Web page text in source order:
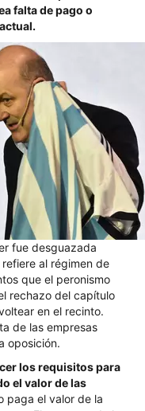
falta de pago o
fue desguazada
al régimen de
que el peronismo
rechazo del capítulo
en el recinto.
de las empresas
oposición.
los requisitos para
el valor de las
paga el valor de la